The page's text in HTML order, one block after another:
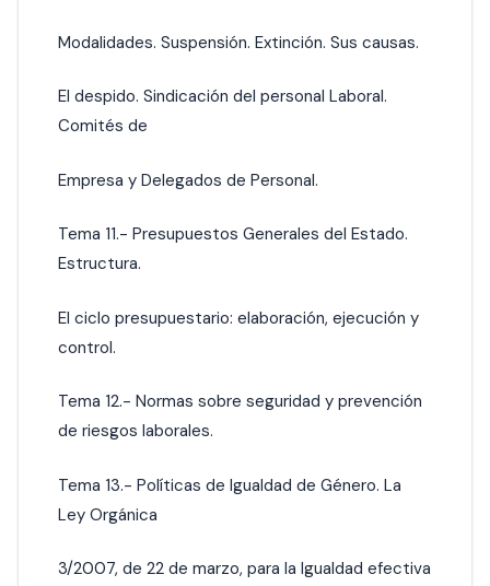
Modalidades. Suspensión. Extinción. Sus causas.
El despido. Sindicación del personal Laboral.
Comités de
Empresa y Delegados de Personal.
Tema 11.- Presupuestos Generales del Estado.
Estructura.
El ciclo presupuestario: elaboración, ejecución y
control.
Tema 12.- Normas sobre seguridad y prevención
de riesgos laborales.
Tema 13.- Políticas de Igualdad de Género. La
Ley Orgánica
3/2007, de 22 de marzo, para la Igualdad efectiva